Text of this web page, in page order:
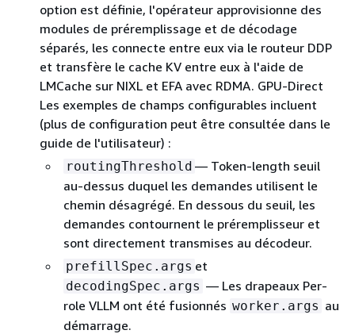
option est définie, l'opérateur approvisionne des
modules de préremplissage et de décodage
séparés, les connecte entre eux via le routeur DDP
et transfère le cache KV entre eux à l'aide de
LMCache sur NIXL et EFA avec RDMA. GPU-Direct
Les exemples de champs configurables incluent
(plus de configuration peut être consultée dans le
guide de l'utilisateur) :
routingThreshold — Token-length seuil
au-dessus duquel les demandes utilisent le
chemin désagrégé. En dessous du seuil, les
demandes contournent le préremplisseur et
sont directement transmises au décodeur.
prefillSpec.args et
decodingSpec.args — Les drapeaux Per-
role VLLM ont été fusionnés worker.args au
démarrage.